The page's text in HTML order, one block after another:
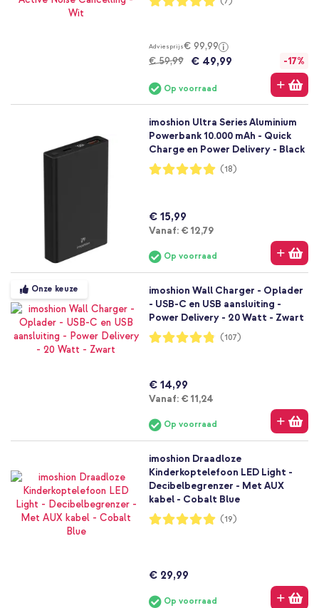
100%
Adviesprijs€ 99,99
€ 59,99
€ 49,99 -17%
Op voorraad
imoshion Ultra Series Aluminium
Powerbank 10.000 mAh - Quick
Charge en Power Delivery - Black
Waardering:
99%
(18)
€ 15,99
Vanaf: Vanaf
€ 12,79
Op voorraad
Onze keuze
imoshion Wall Charger - Oplader
- USB-C en USB aansluiting -
Power Delivery - 20 Watt - Zwart
Waardering:
96%
(107)
€ 14,99
Vanaf: Vanaf
€ 11,24
Op voorraad
imoshion Draadloze
Kinderkoptelefoon LED Light -
Decibelbegrenzer - Met AUX
kabel - Cobalt Blue
Waardering:
100%
(19)
€ 29,99
Op voorraad